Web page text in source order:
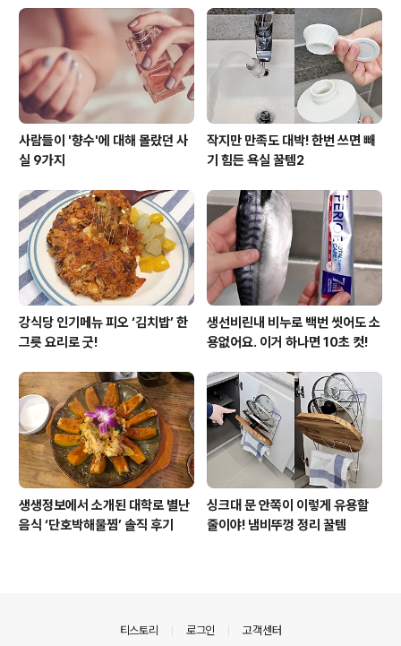
사람들이 '향수'에 대해 몰랐던 사
실 9가지
작지만 만족도 대박! 한번 쓰면 빼
기 힘든 욕실 꿀템2
강식당 인기메뉴 피오 ‘김치밥’ 한
그릇 요리로 굿!
생선비린내 비누로 백번 씻어도 소
용없어요. 이거 하나면 10초 컷!
생생정보에서 소개된 대학로 별난
음식 ‘단호박해물찜’ 솔직 후기
싱크대 문 안쪽이 이렇게 유용할
줄이야! 냄비뚜껑 정리 꿀템
티스토리 로그인 고객센터